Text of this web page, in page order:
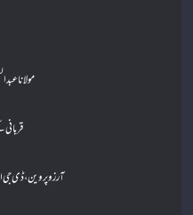
مولانا
آرزو پروین ،ڈی جی